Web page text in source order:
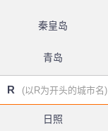
秦皇岛
青岛
R (以R为开头的城市名)
日照